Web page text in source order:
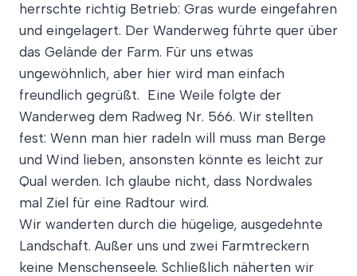
herrschte richtig Betrieb: Gras wurde eingefahren
und eingelagert. Der Wanderweg führte quer über
das Gelände der Farm. Für uns etwas
ungewöhnlich, aber hier wird man einfach
freundlich gegrüßt. Eine Weile folgte der
Wanderweg dem Radweg Nr. 566. Wir stellten
fest: Wenn man hier radeln will muss man Berge
und Wind lieben, ansonsten könnte es leicht zur
Qual werden. Ich glaube nicht, dass Nordwales
mal Ziel für eine Radtour wird.
Wir wanderten durch die hügelige, ausgedehnte
Landschaft. Außer uns und zwei Farmtreckern
keine Menschenseele. Schließlich näherten wir